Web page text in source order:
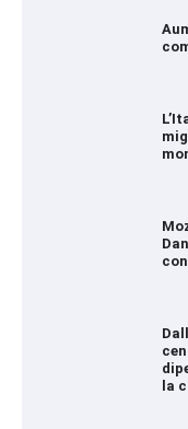
la